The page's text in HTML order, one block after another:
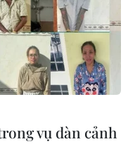
vụ dàn cảnh